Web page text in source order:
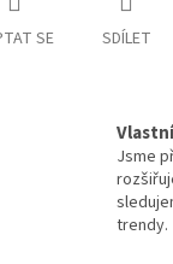
SE SDÍLET
Jsme
trendy.